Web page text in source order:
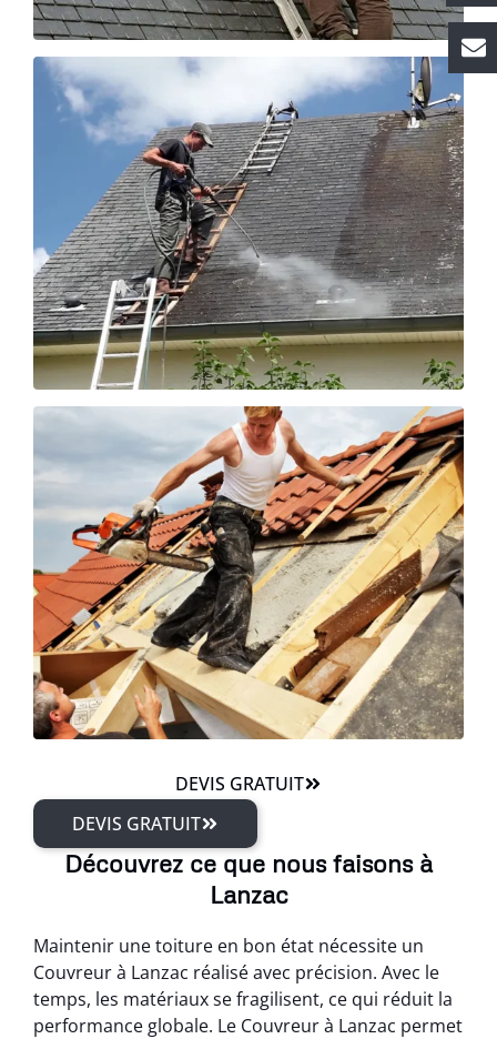
DEVIS GRATUIT
DEVIS GRATUIT
Découvrez ce que nous faisons à
Lanzac
Maintenir une toiture en bon état nécessite un
Couvreur à Lanzac réalisé avec précision. Avec le
temps, les matériaux se fragilisent, ce qui réduit la
performance globale. Le Couvreur à Lanzac permet